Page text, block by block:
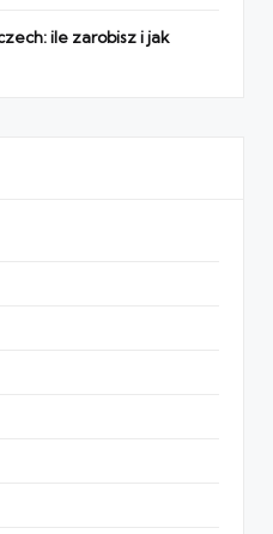
ile zarobisz i jak